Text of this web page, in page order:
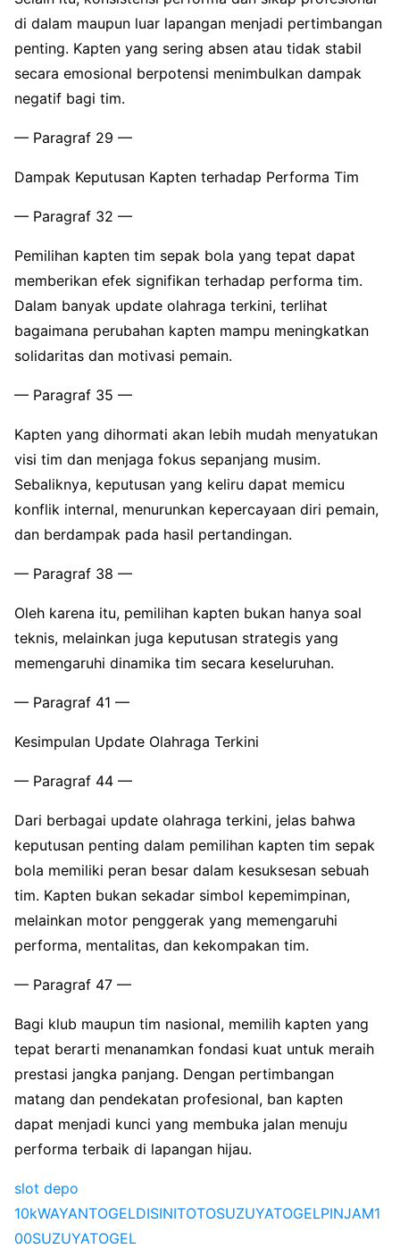
di dalam maupun luar lapangan menjadi pertimbangan
penting. Kapten yang sering absen atau tidak stabil
secara emosional berpotensi menimbulkan dampak
negatif bagi tim.
— Paragraf 29 —
Dampak Keputusan Kapten terhadap Performa Tim
— Paragraf 32 —
Pemilihan kapten tim sepak bola yang tepat dapat
memberikan efek signifikan terhadap performa tim.
Dalam banyak update olahraga terkini, terlihat
bagaimana perubahan kapten mampu meningkatkan
solidaritas dan motivasi pemain.
— Paragraf 35 —
Kapten yang dihormati akan lebih mudah menyatukan
visi tim dan menjaga fokus sepanjang musim.
Sebaliknya, keputusan yang keliru dapat memicu
konflik internal, menurunkan kepercayaan diri pemain,
dan berdampak pada hasil pertandingan.
— Paragraf 38 —
Oleh karena itu, pemilihan kapten bukan hanya soal
teknis, melainkan juga keputusan strategis yang
memengaruhi dinamika tim secara keseluruhan.
— Paragraf 41 —
Kesimpulan Update Olahraga Terkini
— Paragraf 44 —
Dari berbagai update olahraga terkini, jelas bahwa
keputusan penting dalam pemilihan kapten tim sepak
bola memiliki peran besar dalam kesuksesan sebuah
tim. Kapten bukan sekadar simbol kepemimpinan,
melainkan motor penggerak yang memengaruhi
performa, mentalitas, dan kekompakan tim.
— Paragraf 47 —
Bagi klub maupun tim nasional, memilih kapten yang
tepat berarti menanamkan fondasi kuat untuk meraih
prestasi jangka panjang. Dengan pertimbangan
matang dan pendekatan profesional, ban kapten
dapat menjadi kunci yang membuka jalan menuju
performa terbaik di lapangan hijau.
slot depo
10kWAYANTOGELDISINITOTOSUZUYATOGELPINJAM1
00SUZUYATOGEL